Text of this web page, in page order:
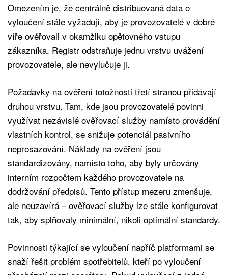
Omezením je, že centrálně distribuovaná data o
vyloučení stále vyžadují, aby je provozovatelé v dobré
víře ověřovali v okamžiku opětovného vstupu
zákazníka. Registr odstraňuje jednu vrstvu uvážení
provozovatele, ale nevylučuje ji.
Požadavky na ověření totožnosti třetí stranou přidávají
druhou vrstvu. Tam, kde jsou provozovatelé povinni
využívat nezávislé ověřovací služby namísto provádění
vlastních kontrol, se snižuje potenciál pasivního
neprosazování. Náklady na ověření jsou
standardizovány, namísto toho, aby byly určovány
interním rozpočtem každého provozovatele na
dodržování předpisů. Tento přístup mezeru zmenšuje,
ale neuzavírá – ověřovací služby lze stále konfigurovat
tak, aby splňovaly minimální, nikoli optimální standardy.
Povinnosti týkající se vyloučení napříč platformami se
snaží řešit problém spotřebitelů, kteří po vyloučení